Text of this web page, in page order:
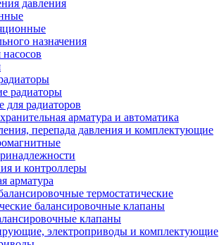
давления
назначения
радиаторы
радиаторов
арматура и автоматика
перепада давления и комплектующие
и контроллеры
арматура
термостатические
балансировочные клапаны
клапаны
электроприводы и комплектующие